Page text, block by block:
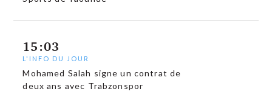
15:03
L'INFO DU JOUR
Mohamed Salah signe un contrat de
deux ans avec Trabzonspor